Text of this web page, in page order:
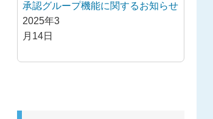
承認グループ機能に関するお知らせ
2025年3
月14日